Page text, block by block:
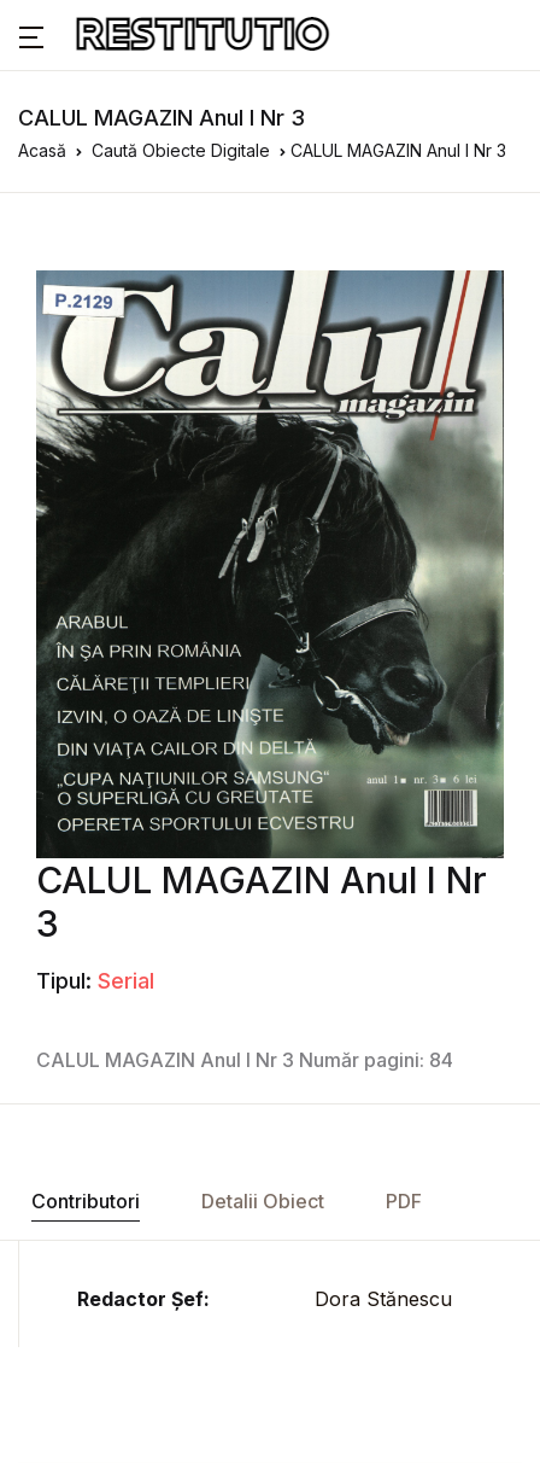
CALUL MAGAZIN Anul I Nr 3
Acasă Caută Obiecte Digitale CALUL MAGAZIN Anul I Nr 3
CALUL MAGAZIN Anul I Nr
3
Tipul: Serial
CALUL MAGAZIN Anul I Nr 3 Număr pagini: 84
Contributori Detalii Obiect PDF
Redactor Șef: Dora Stănescu